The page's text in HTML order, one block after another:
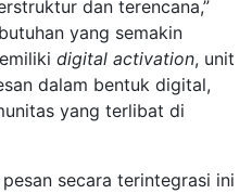
dan terencana,”
yang semakin
digital activation, unit
dalam bentuk digital,
yang terlibat di
secara terintegrasi ini